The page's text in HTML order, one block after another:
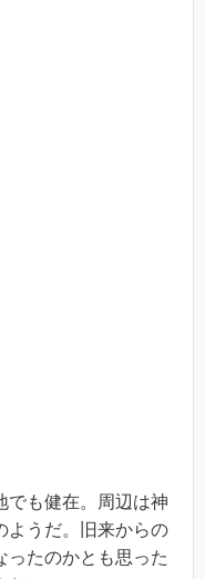
でも健在。周辺は神
ようだ。旧来からの
ったのかとも思った